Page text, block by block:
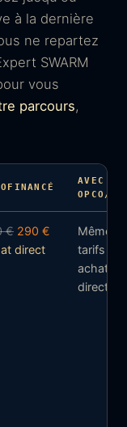
à la dernière
ne repartez
SWARM
vous
parcours,
AVEC
OPCO/
€ 290 €
direct
Mêmes
tarifs —
achat
direct